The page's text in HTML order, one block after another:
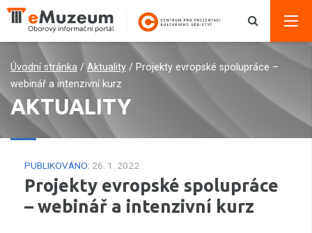
Úvodní stránka / Aktuality / Projekty evropské spolupráce –
webinář a intenzivní kurz
AKTUALITY
PUBLIKOVÁNO: 26. 1. 2022
Projekty evropské spolupráce
– webinář a intenzivní kurz